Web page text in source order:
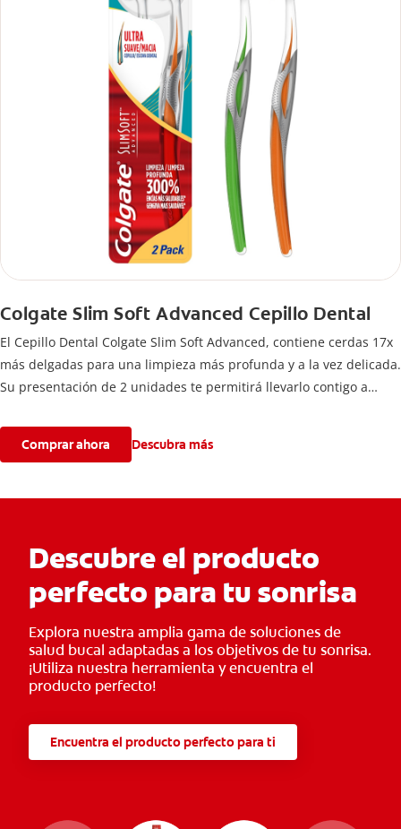
Colgate Slim Soft Advanced Cepillo Dental
El Cepillo Dental Colgate Slim Soft Advanced, contiene cerdas 17x
más delgadas para una limpieza más profunda y a la vez delicada.
Su presentación de 2 unidades te permitirá llevarlo contigo a
Comprar ahora Descubra más
Descubre el producto
perfecto para tu sonrisa
Explora nuestra amplia gama de soluciones de
salud bucal adaptadas a los objetivos de tu sonrisa.
¡Utiliza nuestra herramienta y encuentra el
producto perfecto!
Encuentra el producto perfecto para ti